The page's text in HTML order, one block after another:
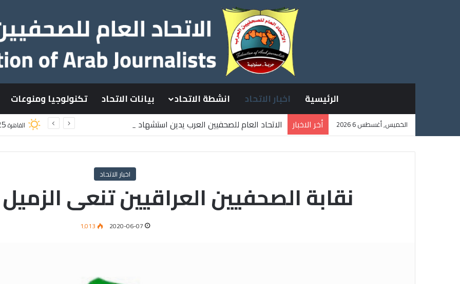
الرئيسية اخبار الاتحاد انشطة الاتحاد بيانات الاتحاد تكنولوجيا ومنوعات
الخميس, أغسطس 6 2026 أخر الاخبار
الاتحاد العام للصحفيين العرب يدين استشهاد
القاهرة
اخبار الاتحاد
نقابة الصحفيين العراقيين تنعى
2020-06-07 1٬013